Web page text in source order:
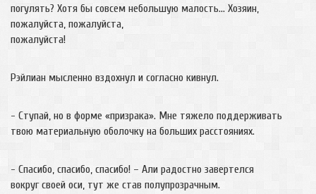
погулять? Хотя бы совсем небольшую малость… Хозяин,
пожалуйста, пожалуйста,
пожалуйста!
Рэйлиан мысленно вздохнул и согласно кивнул.
- Ступай, но в форме «призрака». Мне тяжело поддерживать
твою материальную оболочку на больших расстояниях.
- Спасибо, спасибо, спасибо! – Али радостно завертелся
вокруг своей оси, тут же став полупрозрачным.